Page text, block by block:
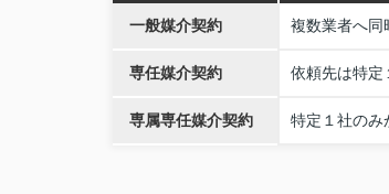
一般媒介契約 複数業者へ同
専任媒介契約 依頼先は特定
専属専任媒介契約 特定１社のみ